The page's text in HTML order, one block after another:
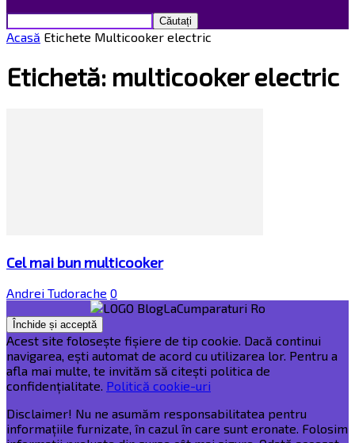
Acasă Etichete Multicooker electric
Etichetă: multicooker electric
Cel mai bun multicooker
Andrei Tudorache 0
Acest site folosește fișiere de tip cookie. Dacă continui
navigarea, ești automat de acord cu utilizarea lor. Pentru a
afla mai multe, te invităm să citești politica de
confidențialitate. Politică cookie-uri
Disclaimer! Nu ne asumăm responsabilitatea pentru
informațiile furnizate, în cazul în care sunt eronate. Folosim